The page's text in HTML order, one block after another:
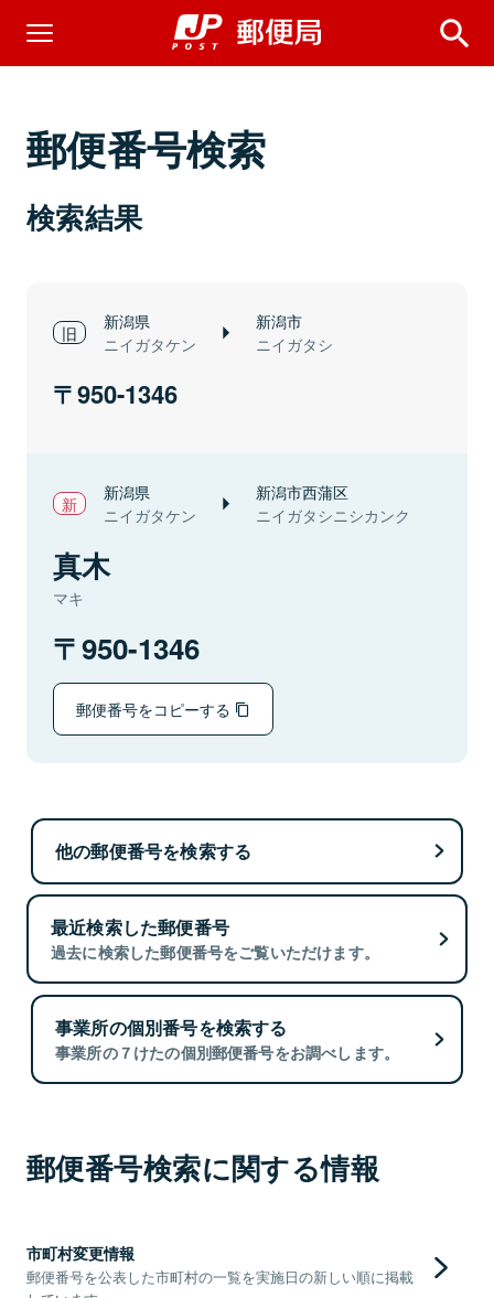
郵便番号検索
検索結果
新潟県
ニイガタケン
新潟市
ニイガタシ
950-1346
新潟県
ニイガタケン
新潟市西蒲区
ニイガタシニシカンク
真木
マキ
950-1346
郵便番号をコピーする
他の郵便番号を検索する
最近検索した郵便番号
過去に検索した郵便番号をご覧いただけます。
事業所の個別番号を検索する
事業所の７けたの個別郵便番号をお調べします。
郵便番号検索に関する情報
市町村変更情報
郵便番号を公表した市町村の一覧を実施日の新しい順に掲載